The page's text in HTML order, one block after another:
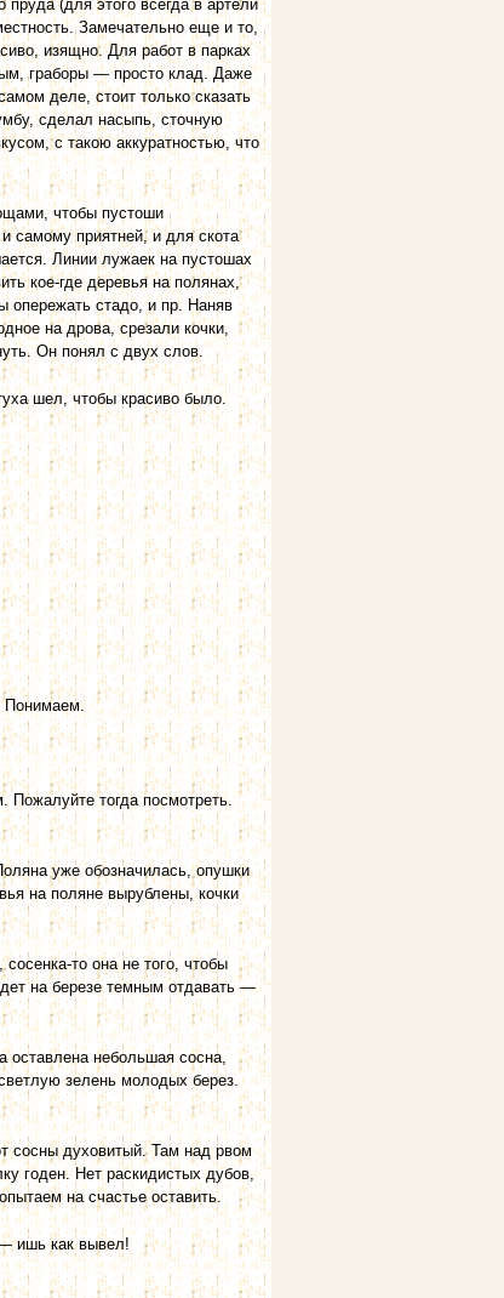
(для этого всегда в артели
Замечательно еще и то,
изящно. Для работ в парках
граборы — просто клад. Даже
деле, стоит только сказать
сделал насыпь, сточную
с такою аккуратностью, что
чтобы пустоши
самому приятней, и для скота
Линии лужаек на пустошах
кое-где деревья на полянах,
опережать стадо, и пр. Наняв
на дрова, срезали кочки,
Он понял с двух слов.
шел, чтобы красиво было.
Понимаем.
тогда посмотреть.
уже обозначилась, опушки
на поляне выруб­лены, кочки
то она не того, чтобы
на березе темным от­давать —
оставлена небольшая сосна,
зелень молодых берез.
сосны духовитый. Там над рвом
годен. Нет рас­кидистых дубов,
на счастье оставить.
ишь как вывел!